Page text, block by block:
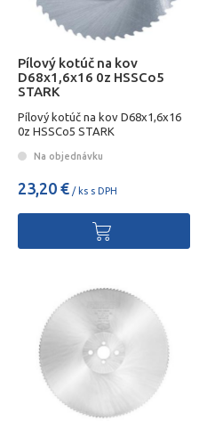
Pílový kotúč na kov
D68x1,6x16 0z HSSCo5
STARK
Pílový kotúč na kov D68x1,6x16
0z HSSCo5 STARK
Na objednávku
23,20 € / ks s DPH